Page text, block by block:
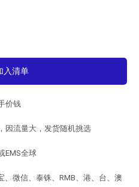
入清单
价钱
因流量大，发货随机挑选
EMS全球
、微信、泰铢、RMB、港、台、澳